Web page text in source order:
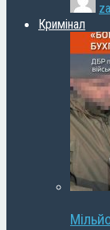
Кримінал